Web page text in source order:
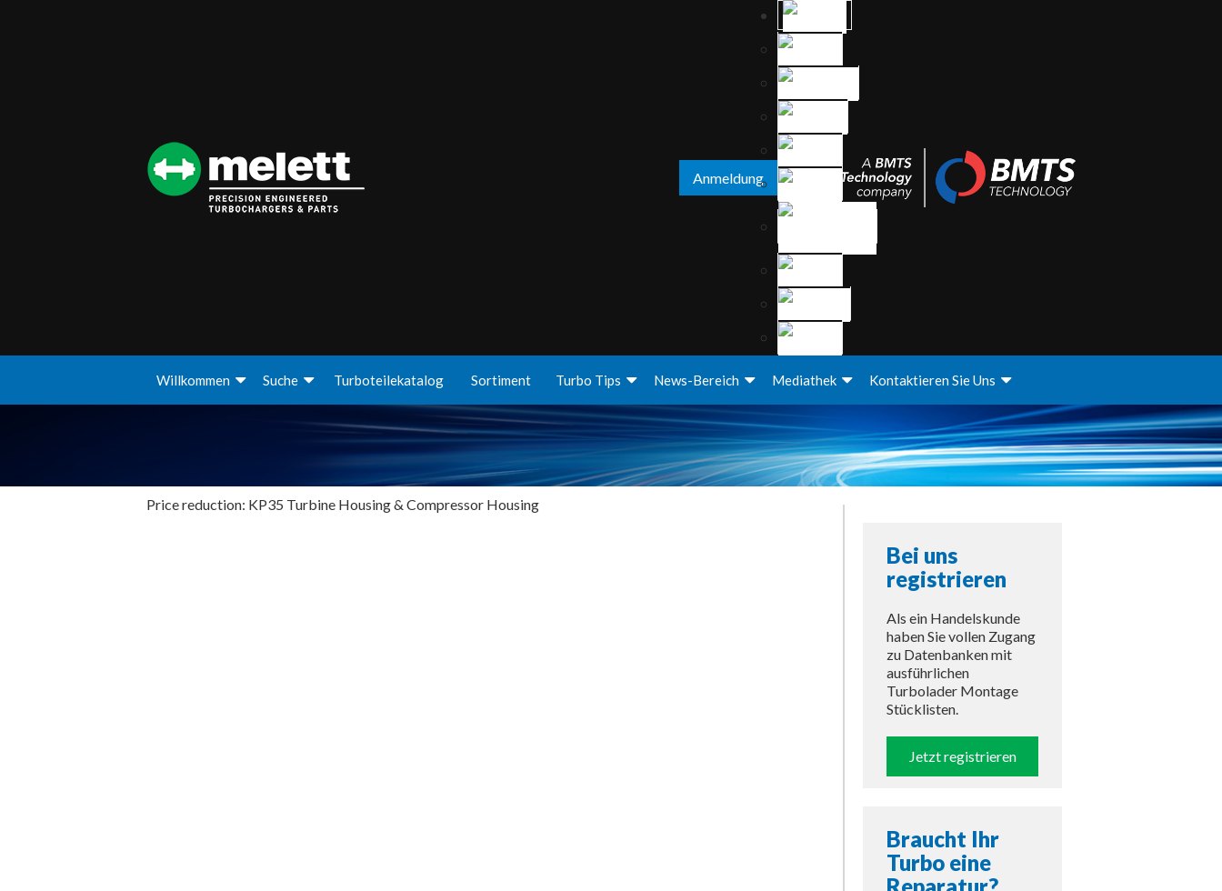
Anmeldung
Willkommen Suche Turboteilekatalog Sortiment Turbo Tips News-Bereich Mediathek Kontaktieren Sie Uns
Price reduction: KP35 Turbine Housing & Compressor Housing
Bei uns
registrieren
Als ein Handelskunde
haben Sie vollen Zugang
zu Datenbanken mit
ausführlichen
Turbolader Montage
Stücklisten.
Jetzt registrieren
Braucht Ihr
Turbo eine